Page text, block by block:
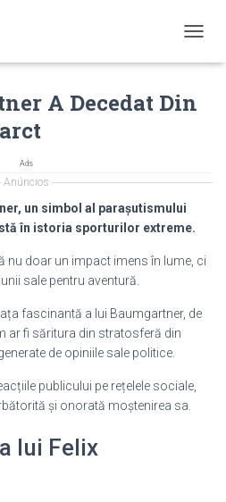
O
L
V
A
A Decedat Din
Ads
Anúncios
un simbol al parașutismului
în istoria sporturilor extreme.
nu doar un impact imens în lume, ci
sale pentru aventură.
fascinantă a lui Baumgartner, de
ar fi săritura din stratosferă din
de opiniile sale politice.
publicului pe rețelele sociale,
și onorată moștenirea sa.
lui Felix